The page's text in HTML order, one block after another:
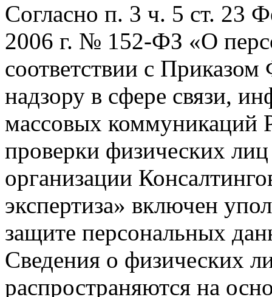
Согласно п. 3 ч. 5 ст. 23
2006 г. № 152-ФЗ «О
соответствии с
надзору в сфере связи,
массовых коммуникаций
проверки физических
организации
экспертиза» включен
защите персональных
Сведения о физических
распространяются на